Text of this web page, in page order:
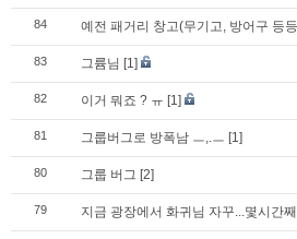
84 예전 패거리 창고(무기고, 방어구 등
83 그륨님 [1]
82 이거 뭐죠 ? ㅠ [1]
81 그룹버그로 방폭남 ㅡ,.ㅡ [1]
80 그룹 버그 [2]
79 지금 광장에서 화귀님 자꾸...몇시간